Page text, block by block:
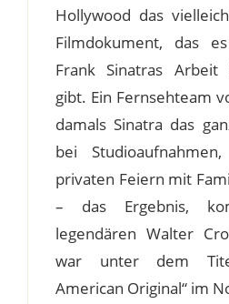
Hollywood das
Filmdokument, das
Frank Sinatras Arbeit
gibt. Ein Fernsehteam
damals Sinatra das
bei
privaten Feiern mit
– das Ergebnis,
legendären Walter
war unter dem
American Original“ im